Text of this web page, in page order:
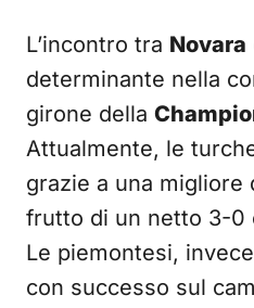
L’incontro tra Novara
determinante nella
girone della
Attualmente, le
grazie a una migliore
frutto di un netto 3-0
Le piemontesi,
con successo sul